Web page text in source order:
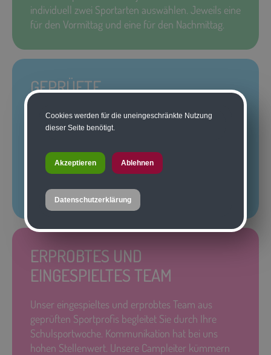
individuell zwei Sportarten auswählen. Jeweils eine
für den Vormittag und eine für den Nachmittag.
GEPRÜFTE
Unser Fokus liegt auf höchster Qualität im
Sportangebot, weil wir nicht nur leidenschaftliche
Sportler sondern auch Sportlehrer sind. Unser
Sportprofis.
ERPROBTES UND
EINGESPIELTES TEAM
Unser eingespieltes und erprobtes Team aus
geprüften Sportprofis begleitet Sie durch Ihre
Schulsportwoche. Kommunikation hat bei uns
hohen Stellenwert. Unsere Campleiter kümmern
Cookies werden für die uneingeschränkte Nutzung
dieser Seite benötigt.
Akzeptieren Ablehnen
Datenschutzerklärung